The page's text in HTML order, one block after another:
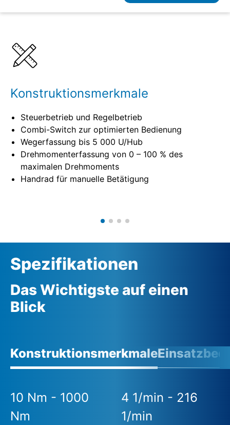
Konstruktionsmerkmale
Steuerbetrieb und Regelbetrieb
Combi-Switch zur optimierten Bedienung
Wegerfassung bis 5 000 U/Hub
Drehmomenterfassung von 0 – 100 % des
maximalen Drehmoments
Handrad für manuelle Betätigung
Spezifikationen
Das Wichtigste auf einen
Blick
Konstruktionsmerkmale
10 Nm - 1000
Nm
4 1/min - 216
1/min